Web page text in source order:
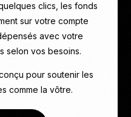
clics, les fonds
sur votre compte
avec votre
selon vos besoins.
pour soutenir les
comme la vôtre.